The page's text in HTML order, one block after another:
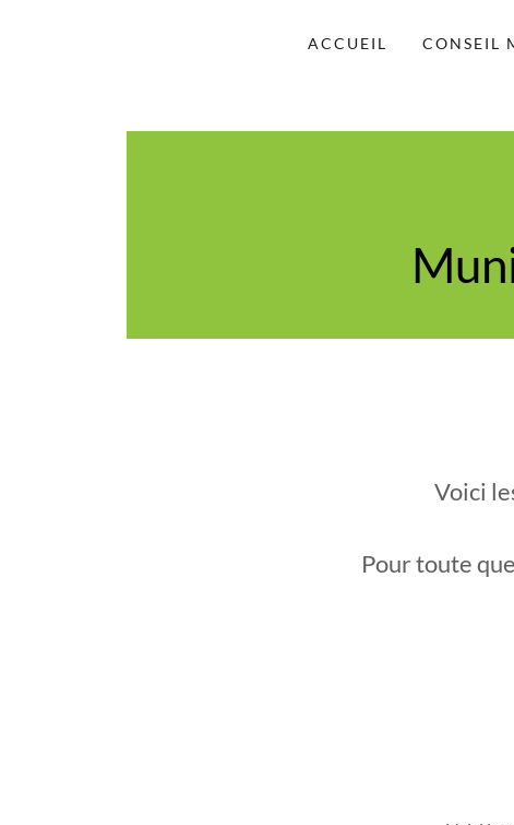
ACCUEIL CONSEIL
Voici
Pour toute